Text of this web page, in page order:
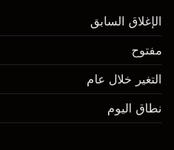
الإغلاق السابق
مفتوح
التغير خلال عام
نطاق اليوم